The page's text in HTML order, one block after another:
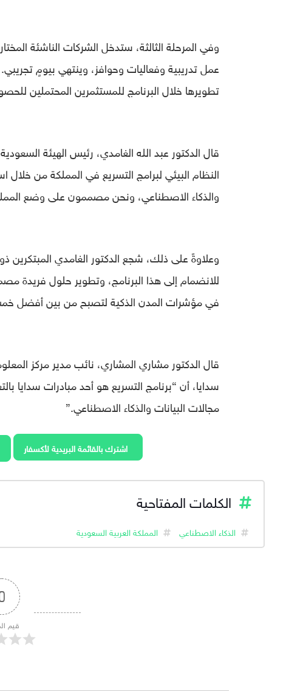
وفي المرحلة الثالثة، ستدخل الشركات الناشئة
عمل تدريبية وفعاليات وحوافز، وينتهي بيومٍ
تطويرها خلال البرنامج للمستثمرين المحتملين
قال الدكتور عبد الله الغامدي، رئيس الهيئة
النظام البيئي لبرامج التسريع في المملكة من خلال
والذكاء الاصطناعي، ونحن مصممون على وضع
وعلاوةً على ذلك، شجع الدكتور الغامدي المبتكرين
للانضمام إلى هذا البرنامج، وتطوير حلول فريدة
في مؤشرات المدن الذكية لتصبح من بين أفضل
قال الدكتور مشاري المشاري، نائب مدير مركز
مجالات البيانات والذكاء الاصطناعي.”
اشترك بالقائمة البريدية لأكسفار
الكلمات المفتاحية
الذكاء الاصطناعي المملكة العربية السعودية
قيم